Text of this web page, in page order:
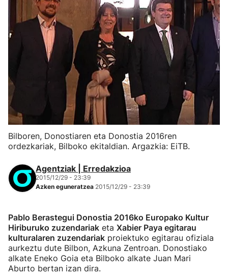
Bilboren, Donostiaren eta Donostia 2016ren
ordezkariak, Bilboko ekitaldian. Argazkia: EiTB.
Agentziak | Erredakzioa
2015/12/29 - 23:39
Azken eguneratzea 2015/12/29 - 23:39
Pablo Berastegui Donostia 2016ko Europako Kultur
Hiriburuko zuzendariak eta Xabier Paya egitarau
kulturalaren zuzendariak proiektuko egitarau ofiziala
aurkeztu dute Bilbon, Azkuna Zentroan. Donostiako
alkate Eneko Goia eta Bilboko alkate Juan Mari
Aburto bertan izan dira.